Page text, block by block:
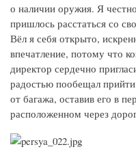
о наличии оружия. Я
пришлось расстаться со
Вёл я себя открыто,
впечатление, потому что
директор сердечно
радостью пообещал прийти
от багажа, оставив его в
расположенном через